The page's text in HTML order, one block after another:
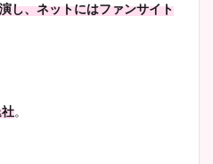
し、ネットにはファンサイト
。